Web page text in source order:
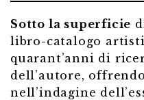
Sotto la superficie
libro-catalogo
quarant’anni di
dell’autore,
nell’indagine